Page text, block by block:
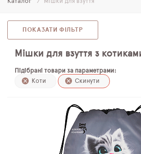
МОЛОДІЖНІ РЮКЗАКИ
ПЕНАЛИ
МІШКИ ДЛЯ ВЗУТТЯ
ПЛЯШКИ ДЛЯ ВОДИ
SCHOOL STANDARD
ПОКАЗАТИ ФІЛЬТР
Мішки для взуття з
Підібрані товари за параметрами:
Коти
Скинути